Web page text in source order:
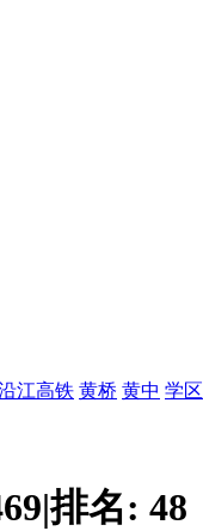
江高铁 黄桥 黄中 学区
|排名: 48